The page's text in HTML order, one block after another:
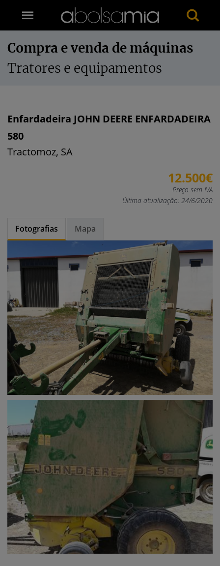
Compra e venda de máquinas
Tratores e equipamentos
Enfardadeira JOHN DEERE ENFARDADEIRA
580
Tractomoz, SA
12.500€
Preço sem IVA
Última atualização: 24/6/2020
Fotografias Mapa